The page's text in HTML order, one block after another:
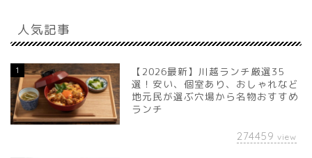
人気記事
1
【2026最新】川越ランチ厳選35
選！安い、個室あり、おしゃれなど
地元民が選ぶ穴場から名物おすすめ
ランチ
274459 view